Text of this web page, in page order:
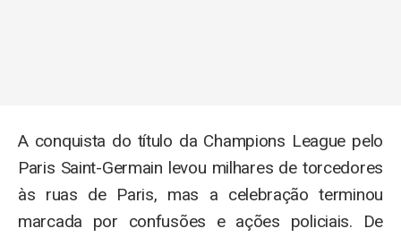
A conquista do título da Champions League pelo
Paris Saint-Germain levou milhares de torcedores
às ruas de Paris, mas a celebração terminou
marcada por confusões e ações policiais. De